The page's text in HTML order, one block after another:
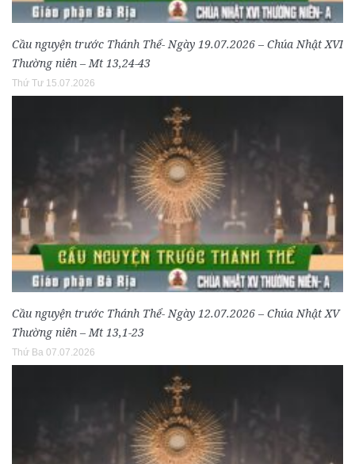
Cầu nguyện trước Thánh Thể- Ngày 19.07.2026 – Chúa Nhật XVI
Thường niên – Mt 13,24-43
Thứ Tư 15.07.2026
Cầu nguyện trước Thánh Thể- Ngày 12.07.2026 – Chúa Nhật XV
Thường niên – Mt 13,1-23
Thứ Ba 07.07.2026